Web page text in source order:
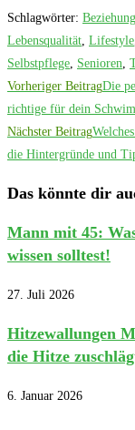
Schlagwörter:
Lebensqualität Lifestyle
Selbstpflege Senioren
Weitere
Artikel
ansehen
Vorheriger BeitragDie
richtige für dein
Nächster Beitrag
die Hintergründe und
Das könnte dir
Mann mit 45:
wissen solltest!
27. Juli 2026
Hitzewallungen
die Hitze
6. Januar 2026